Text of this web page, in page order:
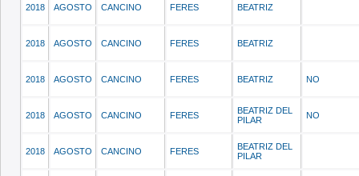
2018 AGOSTO CANCINO FERES BEATRIZ
2018 AGOSTO CANCINO FERES BEATRIZ
2018 AGOSTO CANCINO FERES BEATRIZ NO
2018 AGOSTO CANCINO FERES
BEATRIZ DEL
PILAR
NO
2018 AGOSTO CANCINO FERES
BEATRIZ DEL
PILAR